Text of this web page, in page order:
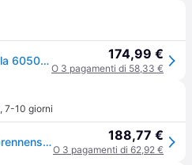
Brennenstuhl Batteria multipla 6050 MH Faretto da cantiere alimentato a batteria ERP E (A - G) 61.6 W 6200 lm Bianco luce del giorno 1173140600 174,99 €
O 3 pagamenti di 58,33 €
, 7-10 giorni
brennenstuhl 1173140600 brennenstuhl Hybrid MULTI 6050 MH Baustrahler schwarz 64,6 W 188,77 €
O 3 pagamenti di 62,92 €